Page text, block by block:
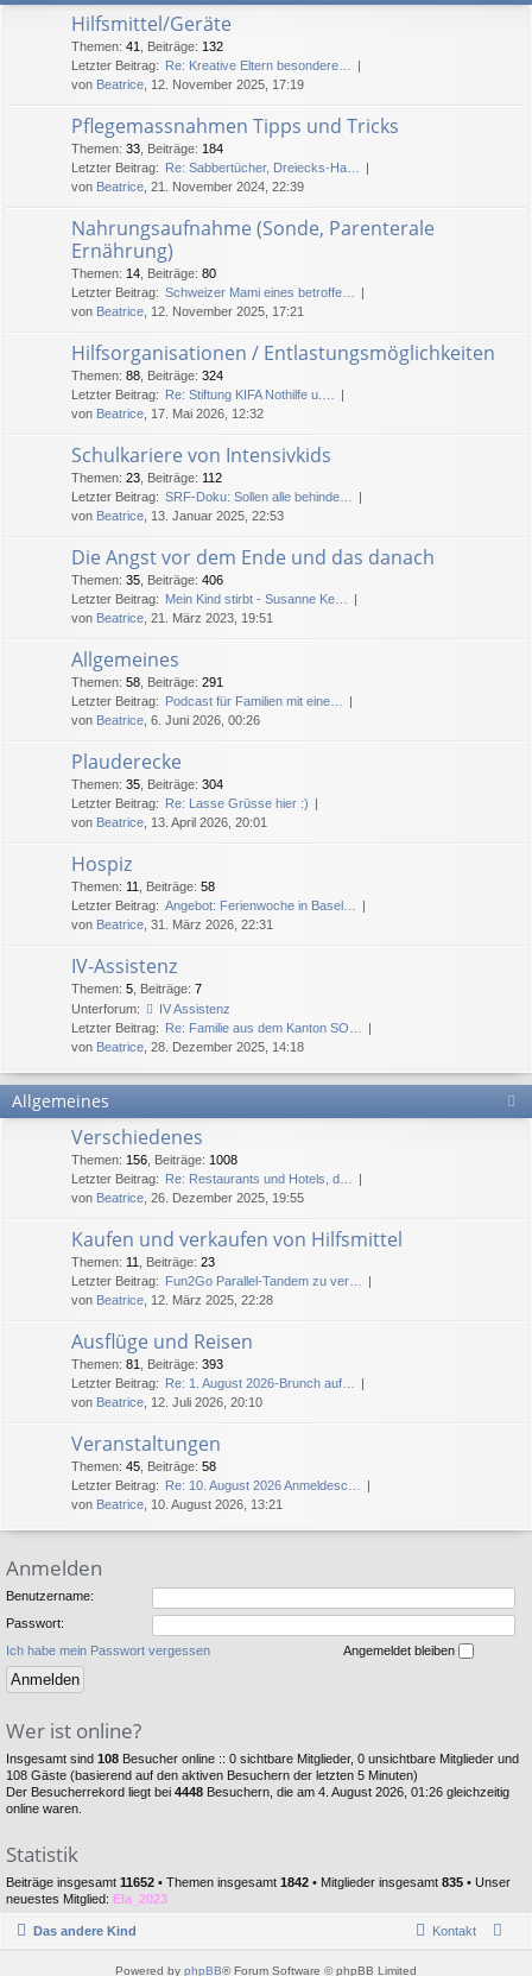
Hilfsmittel/Geräte
Themen: 41 Beiträge: 132
Letzter Beitrag: Re: Kreative Eltern besondere…
von Beatrice , 12. November 2025, 17:19
Pflegemassnahmen Tipps und Tricks
Themen: 33 Beiträge: 184
Letzter Beitrag: Re: Sabbertücher, Dreiecks-Ha…
von Beatrice , 21. November 2024, 22:39
Nahrungsaufnahme (Sonde, Parenterale
Ernährung)
Themen: 14 Beiträge: 80
Letzter Beitrag: Schweizer Mami eines betroffe…
von Beatrice , 12. November 2025, 17:21
Hilfsorganisationen / Entlastungsmöglichkeiten
Themen: 88 Beiträge: 324
Letzter Beitrag: Re: Stiftung KIFA Nothilfe u.…
von Beatrice , 17. Mai 2026, 12:32
Schulkariere von Intensivkids
Themen: 23 Beiträge: 112
Letzter Beitrag: SRF-Doku: Sollen alle behinde…
von Beatrice , 13. Januar 2025, 22:53
Die Angst vor dem Ende und das danach
Themen: 35 Beiträge: 406
Letzter Beitrag: Mein Kind stirbt - Susanne Ke…
von Beatrice , 21. März 2023, 19:51
Allgemeines
Themen: 58 Beiträge: 291
Letzter Beitrag: Podcast für Familien mit eine…
von Beatrice , 6. Juni 2026, 00:26
Plauderecke
Themen: 35 Beiträge: 304
Letzter Beitrag: Re: Lasse Grüsse hier :)
von Beatrice , 13. April 2026, 20:01
Hospiz
Themen: 11 Beiträge: 58
Letzter Beitrag: Angebot: Ferienwoche in Basel…
von Beatrice , 31. März 2026, 22:31
IV-Assistenz
Themen: 5 Beiträge: 7
Unterforum:
IV Assistenz
Letzter Beitrag: Re: Familie aus dem Kanton SO…
von Beatrice , 28. Dezember 2025, 14:18
Allgemeines
Verschiedenes
Themen: 156 Beiträge: 1008
Letzter Beitrag: Re: Restaurants und Hotels, d…
von Beatrice , 26. Dezember 2025, 19:55
Kaufen und verkaufen von Hilfsmittel
Themen: 11 Beiträge: 23
Letzter Beitrag: Fun2Go Parallel-Tandem zu ver…
von Beatrice , 12. März 2025, 22:28
Ausflüge und Reisen
Themen: 81 Beiträge: 393
Letzter Beitrag: Re: 1. August 2026-Brunch auf…
von Beatrice , 12. Juli 2026, 20:10
Veranstaltungen
Themen: 45 Beiträge: 58
Letzter Beitrag: Re: 10. August 2026 Anmeldesc…
von Beatrice , 10. August 2026, 13:21
Anmelden
Benutzername:
Passwort:
Ich habe mein Passwort vergessen
Angemeldet bleiben
Wer ist online?
Insgesamt sind 108 Besucher online :: 0 sichtbare Mitglieder, 0 unsichtbare Mitglieder und
108 Gäste (basierend auf den aktiven Besuchern der letzten 5 Minuten)
Der Besucherrekord liegt bei 4448 Besuchern, die am 4. August 2026, 01:26 gleichzeitig
online waren.
Statistik
Beiträge insgesamt 11652 • Themen insgesamt 1842 • Mitglieder insgesamt 835 • Unser
neuestes Mitglied: Ela_2023
Das andere Kind Kontakt
Powered by phpBB® Forum Software © phpBB Limited